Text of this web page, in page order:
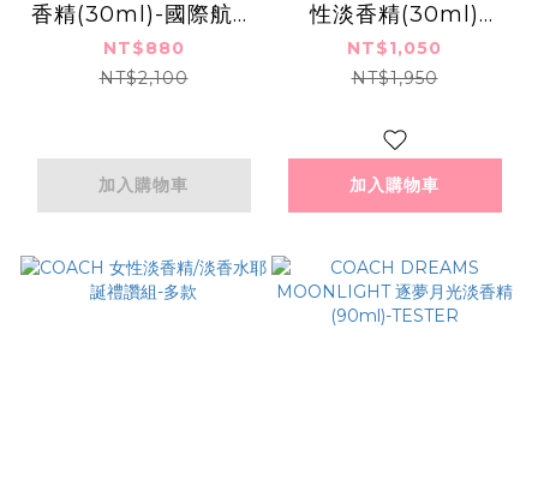
香精(30ml)-國際航空
版
NT$880
NT$2,100
加入購物車
性淡香精(30ml)
EDP-香水公司貨
NT$1,050
NT$1,950
加入購物車